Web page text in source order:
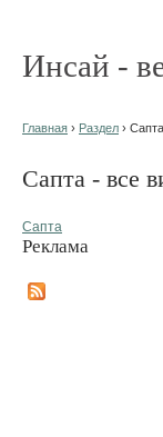
Инсай -
Главная › Раздел ›
Сапта - все
Сапта
Реклама